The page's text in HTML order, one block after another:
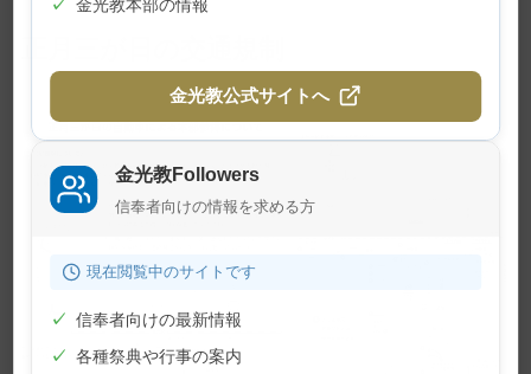
✓ 金光教本部の情報
金光教公式サイトへ
金光教Followers
信奉者向けの情報を求める方
現在閲覧中のサイトです
✓ 信奉者向けの最新情報
✓ 各種祭典や行事の案内